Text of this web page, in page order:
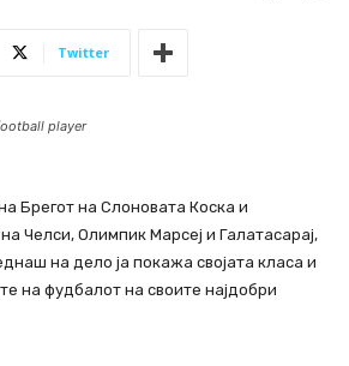
Twitter
player
Брегот на Слоновата Коска и
Челси, Олимпик Марсеј и Галатасарај,
на дело ја покажа својата класа и
на фудбалот на своите најдобри